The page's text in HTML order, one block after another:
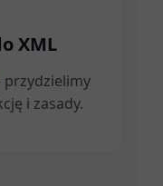
XML
przydzielimy
i zasady.